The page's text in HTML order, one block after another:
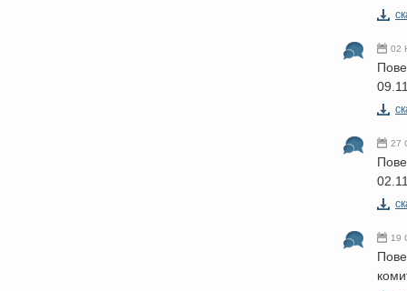
02
27
19